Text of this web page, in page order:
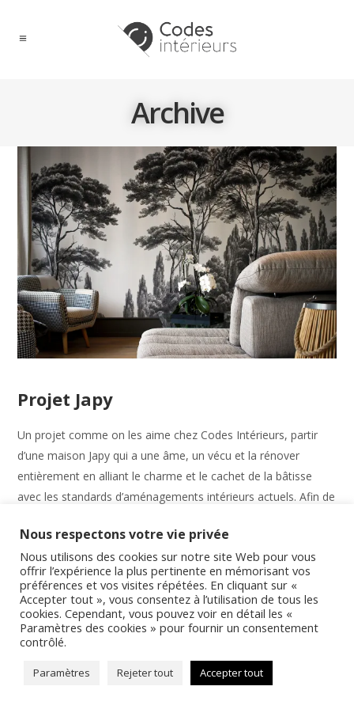
Archive
Projet Japy
Un projet comme on les aime chez Codes Intérieurs, partir
d’une maison Japy qui a une âme, un vécu et la rénover
entièrement en alliant le charme et le cachet de la bâtisse
avec les standards d’aménagements intérieurs actuels. Afin de
8 octobre 2023 CodesInter in 0
0
READ MORE
Nous respectons votre vie privée
Nous utilisons des cookies sur notre site Web pour vous
offrir l’expérience la plus pertinente en mémorisant vos
préférences et vos visites répétées. En cliquant sur «
Accepter tout », vous consentez à l’utilisation de tous les
cookies. Cependant, vous pouvez voir en détail les «
Paramètres des cookies » pour fournir un consentement
contrôlé.
Paramètres Rejeter tout Accepter tout